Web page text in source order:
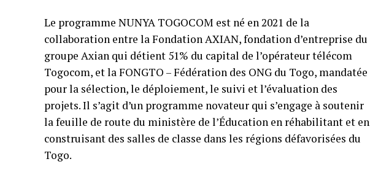
Le programme NUNYA TOGOCOM est né en 2021 de la
collaboration entre la Fondation AXIAN, fondation d’entreprise du
groupe Axian qui détient 51% du capital de l’opérateur télécom
Togocom, et la FONGTO – Fédération des ONG du Togo, mandatée
pour la sélection, le déploiement, le suivi et l’évaluation des
projets. Il s’agit d’un programme novateur qui s’engage à soutenir
la feuille de route du ministère de l’Éducation en réhabilitant et en
construisant des salles de classe dans les régions défavorisées du
Togo.